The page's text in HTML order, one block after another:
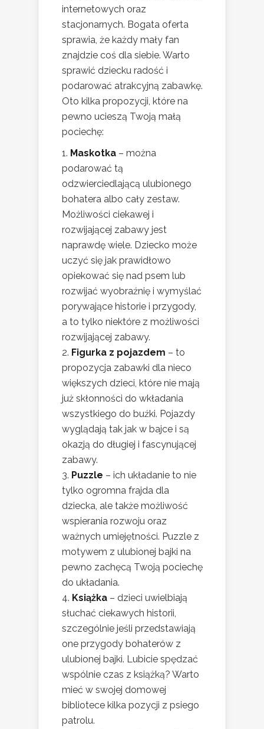
internetowych oraz
stacjonarnych. Bogata oferta
sprawia, że każdy mały fan
znajdzie coś dla siebie. Warto
sprawić dziecku radość i
podarować atrakcyjną zabawkę.
Oto kilka propozycji, które na
pewno ucieszą Twoją małą
pociechę:
Maskotka – można
podarować tą
odzwierciedlającą ulubionego
bohatera albo cały zestaw.
Możliwości ciekawej i
rozwijającej zabawy jest
naprawdę wiele. Dziecko może
uczyć się jak prawidłowo
opiekować się nad psem lub
rozwijać wyobraźnię i wymyślać
porywające historie i przygody,
a to tylko niektóre z możliwości
rozwijającej zabawy.
Figurka z pojazdem – to
propozycja zabawki dla nieco
większych dzieci, które nie mają
już skłonności do wkładania
wszystkiego do buźki. Pojazdy
wyglądają tak jak w bajce i są
okazją do długiej i fascynującej
zabawy.
Puzzle – ich układanie to nie
tylko ogromna frajda dla
dziecka, ale także możliwość
wspierania rozwoju oraz
ważnych umiejętności. Puzzle z
motywem z ulubionej bajki na
pewno zachęcą Twoją pociechę
do układania.
Książka – dzieci uwielbiają
słuchać ciekawych historii,
szczególnie jeśli przedstawiają
one przygody bohaterów z
ulubionej bajki. Lubicie spędzać
wspólnie czas z książką? Warto
mieć w swojej domowej
bibliotece kilka pozycji z psiego
patrolu.